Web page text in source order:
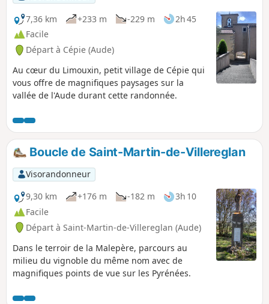
7,36 km
+233 m -229 m
2h 45
Facile
Départ à Cépie (Aude)
Au cœur du Limouxin, petit village de Cépie qui
vous offre de magnifiques paysages sur la
vallée de l'Aude durant cette randonnée.
Boucle de Saint-Martin-de-Villereglan
Visorandonneur
9,30 km
+176 m -182 m
3h 10
Facile
Départ à Saint-Martin-de-Villereglan (Aude)
Dans le terroir de la Malepère, parcours au
milieu du vignoble du même nom avec de
magnifiques points de vue sur les Pyrénées.